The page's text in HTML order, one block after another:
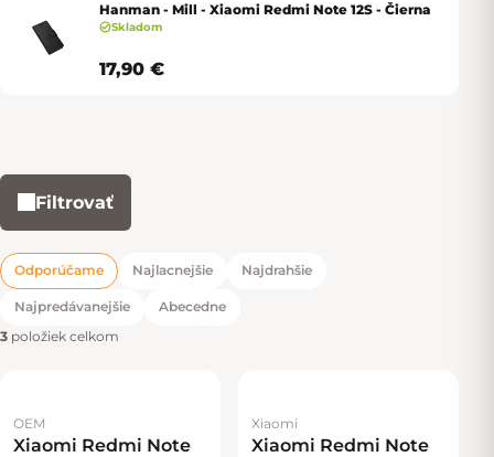
Hanman - Mill - Xiaomi Redmi Note 12S - Čierna
Skladom
17,90 €
Filtrovať
Radenie produktov
Odporúčame Najlacnejšie Najdrahšie
Najpredávanejšie
Abecedne
3 položiek celkom
Výpis produktov
OEM
Xiaomi Redmi Note
Xiaomi
Xiaomi Redmi Note